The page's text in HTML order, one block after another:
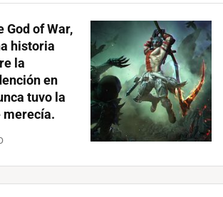
God of War,
historia
la
en
tuvo la
merecía.